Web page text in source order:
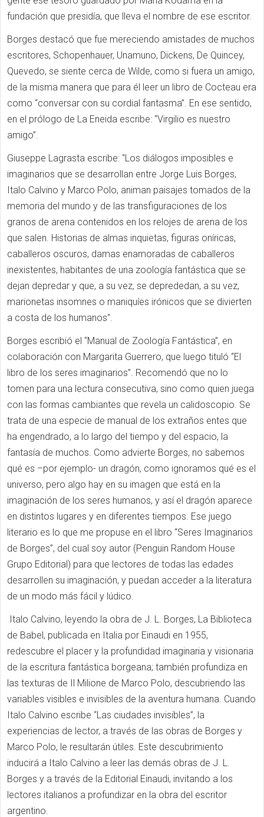
fundación que presidía, que lleva el nombre de ese escritor.
Borges destacó que fue mereciendo amistades de muchos
escritores, Schopenhauer, Unamuno, Dickens, De Quincey,
Quevedo, se siente cerca de Wilde, como si fuera un amigo,
de la misma manera que para él leer un libro de Cocteau era
como “conversar con su cordial fantasma”. En ese sentido,
en el prólogo de La Eneida escribe: “Virgilio es nuestro
amigo”.
Giuseppe Lagrasta escribe: “Los diálogos imposibles e
imaginarios que se desarrollan entre Jorge Luis Borges,
Italo Calvino y Marco Polo, animan paisajes tomados de la
memoria del mundo y de las transfiguraciones de los
granos de arena contenidos en los relojes de arena de los
que salen. Historias de almas inquietas, figuras oníricas,
caballeros oscuros, damas enamoradas de caballeros
inexistentes, habitantes de una zoología fantástica que se
dejan depredar y que, a su vez, se deprededan, a su vez,
marionetas insomnes o maniquíes irónicos que se divierten
a costa de los humanos".
Borges escribió el “Manual de Zoología Fantástica”, en
colaboración con Margarita Guerrero, que luego tituló “El
libro de los seres imaginarios”. Recomendó que no lo
tomen para una lectura consecutiva, sino como quien juega
con las formas cambiantes que revela un calidoscopio. Se
trata de una especie de manual de los extraños entes que
ha engendrado, a lo largo del tiempo y del espacio, la
fantasía de muchos. Como advierte Borges, no sabemos
qué es –por ejemplo- un dragón, como ignoramos qué es el
universo, pero algo hay en su imagen que está en la
imaginación de los seres humanos, y así el dragón aparece
en distintos lugares y en diferentes tiempos. Ese juego
literario es lo que me propuse en el libro “Seres Imaginarios
de Borges”, del cual soy autor (Penguin Random House
Grupo Editorial) para que lectores de todas las edades
desarrollen su imaginación, y puedan acceder a la literatura
de un modo más fácil y lúdico.
Italo Calvino, leyendo la obra de J. L. Borges, La Biblioteca
de Babel, publicada en Italia por Einaudi en 1955,
redescubre el placer y la profundidad imaginaria y visionaria
de la escritura fantástica borgeana; también profundiza en
las texturas de Il Milione de Marco Polo, descubriendo las
variables visibles e invisibles de la aventura humana. Cuando
Italo Calvino escribe “Las ciudades invisibles”, la
experiencias de lector, a través de las obras de Borges y
Marco Polo, le resultarán útiles. Este descubrimiento
inducirá a Italo Calvino a leer las demás obras de J. L.
Borges y a través de la Editorial Einaudi, invitando a los
lectores italianos a profundizar en la obra del escritor
argentino.